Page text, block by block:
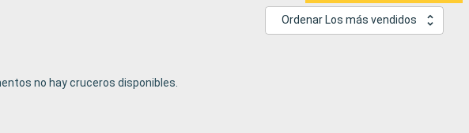
Ordenar Los más vendidos
no hay cruceros disponibles.